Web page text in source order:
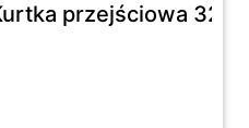
przejściowa